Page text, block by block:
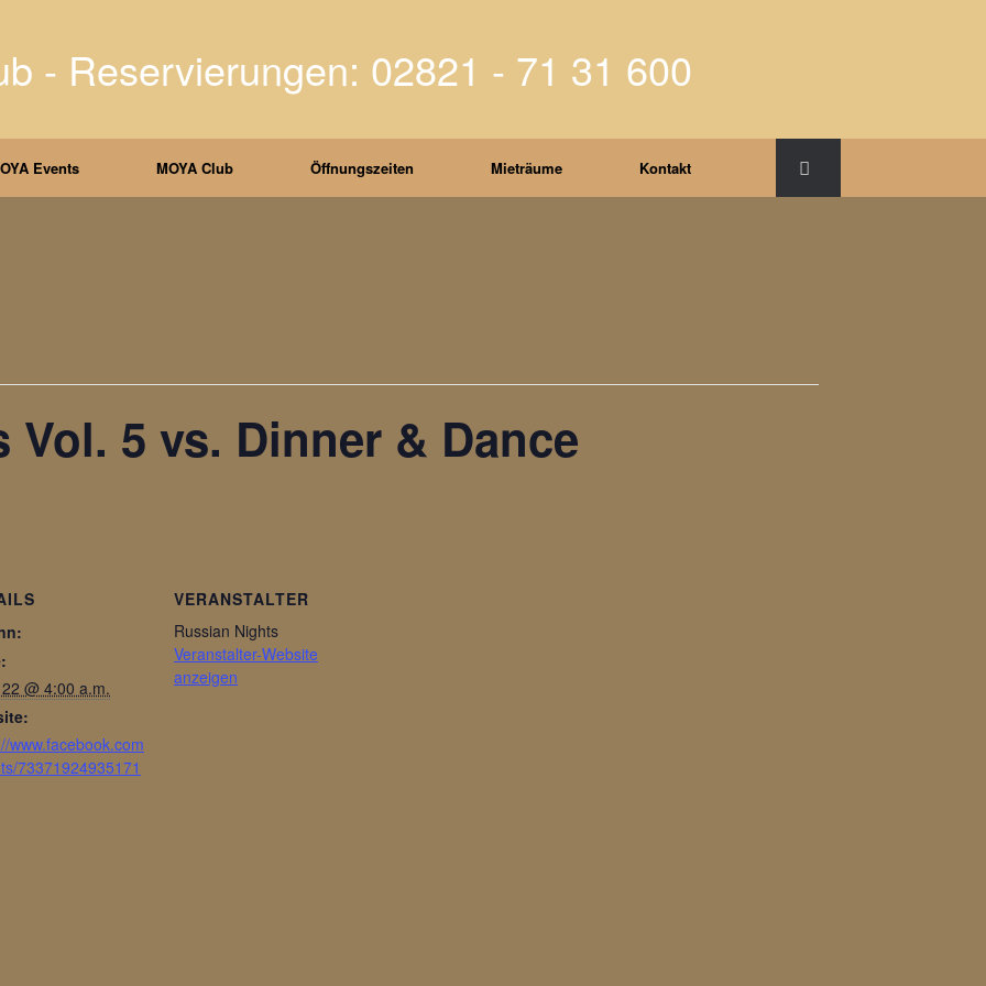
- Reservierungen: 02821 - 71 31 600
Events MOYA Club Öffnungszeiten Mieträume Kontakt
5 vs. Dinner & Dance
@ 4:00 a.m.
www.facebook.com
73371924935171
VERANSTALTER
Russian Nights
Veranstalter-Website
anzeigen